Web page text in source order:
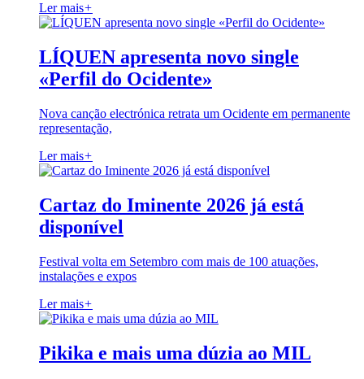
Ler mais+
LÍQUEN apresenta novo single
«Perfil do Ocidente»
Nova canção electrónica retrata um Ocidente em permanente
representação,
Ler mais+
Cartaz do Iminente 2026 já está
disponível
Festival volta em Setembro com mais de 100 atuações,
instalações e expos
Ler mais+
Pikika e mais uma dúzia ao MIL